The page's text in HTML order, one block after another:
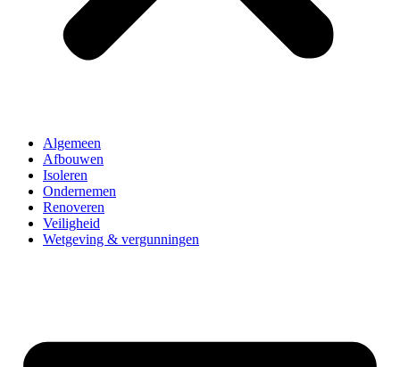
Algemeen
Afbouwen
Isoleren
Ondernemen
Renoveren
Veiligheid
Wetgeving & vergunningen